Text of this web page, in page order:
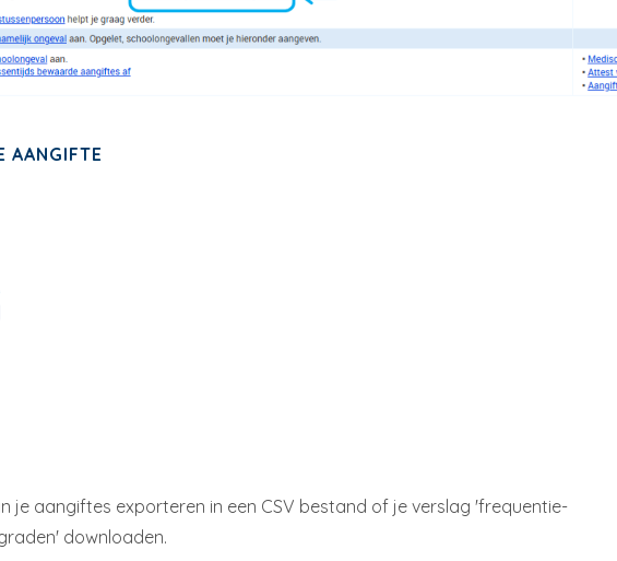
AANGIFTE
je aangiftes exporteren in een CSV bestand of je verslag 'frequentie-
downloaden.